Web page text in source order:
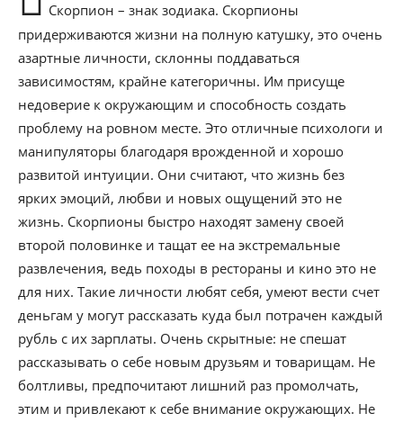
Скорпион – знак зодиака. Скорпионы
придерживаются жизни на полную катушку, это очень
азартные личности, склонны поддаваться
зависимостям, крайне категоричны. Им присуще
недоверие к окружающим и способность создать
проблему на ровном месте. Это отличные психологи и
манипуляторы благодаря врожденной и хорошо
развитой интуиции. Они считают, что жизнь без
ярких эмоций, любви и новых ощущений это не
жизнь. Скорпионы быстро находят замену своей
второй половинке и тащат ее на экстремальные
развлечения, ведь походы в рестораны и кино это не
для них. Такие личности любят себя, умеют вести счет
деньгам у могут рассказать куда был потрачен каждый
рубль с их зарплаты. Очень скрытные: не спешат
рассказывать о себе новым друзьям и товарищам. Не
болтливы, предпочитают лишний раз промолчать,
этим и привлекают к себе внимание окружающих. Не